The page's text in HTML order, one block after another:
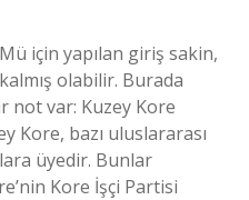
için yapılan giriş sakin,
olabilir. Burada
not var: Kuzey Kore
Kore, bazı uluslararası
üyedir. Bunlar
Kore İşçi Partisi